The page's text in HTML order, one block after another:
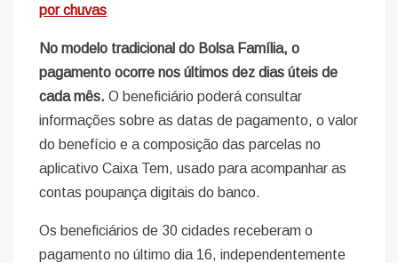
por chuvas
No modelo tradicional do Bolsa Família, o
pagamento ocorre nos últimos dez dias úteis de
cada mês. O beneficiário poderá consultar
informações sobre as datas de pagamento, o valor
do benefício e a composição das parcelas no
aplicativo Caixa Tem, usado para acompanhar as
contas poupança digitais do banco.
Os beneficiários de 30 cidades receberam o
pagamento no último dia 16, independentemente